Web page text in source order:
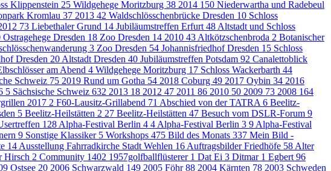
Klippenstein 25 Wildgehege Moritzburg 38 2014 150 Niederwartha und Radebeul
Kromlau 37 2013 42 Waldschlösschenbrücke Dresden 10 Schloss
73 Liebethaler Grund 14 Jubiläumstreffen Erfurt 48 Altstadt und Schloss
Ostragehege Dresden 18 Zoo Dresden 14 2010 43 Altkötzschenbroda 2 Botanischer
3 Zoo Dresden 54 Johannisfriedhof Dresden 15 Schloss
Dresden 20 Altstadt Dresden 40 Jubiläumstreffen Potsdam 92 Canalettoblick
am Abend 4 Wildgehege Moritzburg 17 Schloss Wackerbarth 44
Schweiz 75 2019 Rund um Gotha 54 2018 Coburg 49 2017 Oybin 34 2016
5 Sächsische Schweiz 632 2013 18 2012 47 2011 86 2010 50 2009 73 2008 164
2017 2 F60-Lausitz-Grillabend 71 Abschied von der TATRA 6 Beelitz-
5 Beelitz-Heilstätten 2 27 Beelitz-Heilstätten 47 Besuch vom DSLR-Forum 9
128 Alpha-Festival Berlin 4 4 Alpha-Festival Berlin 3 9 Alpha-Festival
9 Sonstige Klassiker 5 Workshops 475 Bild des Monats 337 Mein Bild -
14 Ausstellung Fahrradkirche Stadt Wehlen 16 Auftragsbilder Friedhöfe 58 Alter
Hirsch 2 Community 1402 1957golfballflüsterer 1 Dat Ei 3 Ditmar 1 Egbert 96
Ostsee 20 2006 Schwarzwald 149 2005 Föhr88 2004 Kärnten 78 2003 Schweden